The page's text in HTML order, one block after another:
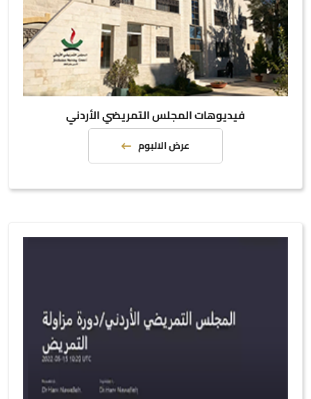
فيديوهات المجلس التمريضي الأردني
عرض الالبوم